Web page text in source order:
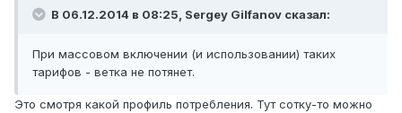
В 06.12.2014 в 08:25, Sergey Gilfanov сказал:
При массовом включении (и использовании) таких
тарифов - ветка не потянет.
Это смотря какой профиль потребления. Тут сотку-то можно